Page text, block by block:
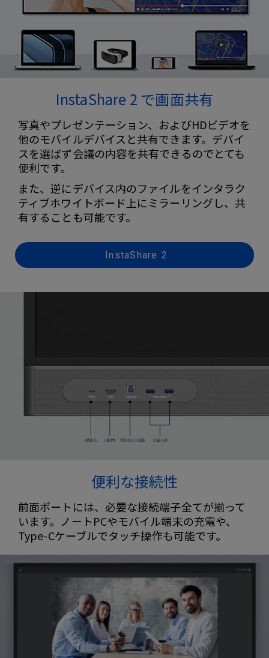
InstaShare 2 で画面共有
写真やプレゼンテーション、およびHDビデオを
他のモバイルデバイスと共有できます。デバイ
スを選ばず会議の内容を共有できるのでとても
便利です。
また、逆にデバイス内のファイルをインタラク
ティブホワイトボード上にミラーリングし、共
有することも可能です。
InstaShare 2
便利な接続性
前面ポートには、必要な接続端子全てが揃って
います。ノートPCやモバイル端末の充電や、
Type-Cケーブルでタッチ操作も可能です。